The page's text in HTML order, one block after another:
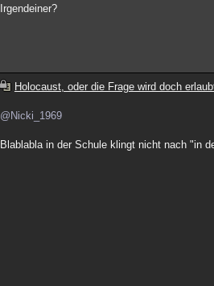
Irgendeiner?
Holocaust, oder die Frage wird doch
@Nicki_1969
Blablabla in der Schule klingt nicht nach "in